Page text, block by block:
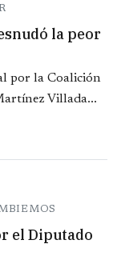
la peor
por la Coalición
Villada...
el Diputado